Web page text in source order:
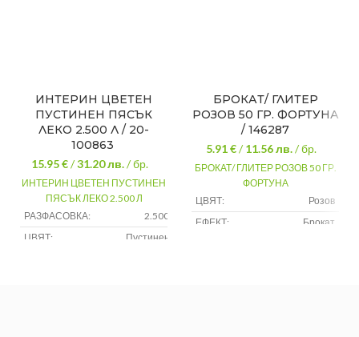
ИНТЕРИН ЦВЕТЕН
ПУСТИНЕН ПЯСЪК
ЛЕКО 2.500 Л / 20-
100863
15.95 €/31.20лв./ бр.
ИНТЕРИН ЦВЕТЕН ПУСТИНЕН
ПЯСЪК ЛЕКО 2.500 Л
РАЗФАСОВКА:
2.500 литра
ЦВЯТ:
Пустинен пясък
БРОКАТ/ ГЛИТЕР
РОЗОВ 50 ГР. ФОРТУНА
/ 146287
5.91 €/11.56лв./ бр.
БРОКАТ/ ГЛИТЕР РОЗОВ 50 ГР.
ФОРТУНА
ЦВЯТ:
Розов
ЕФЕКТ:
Брокат